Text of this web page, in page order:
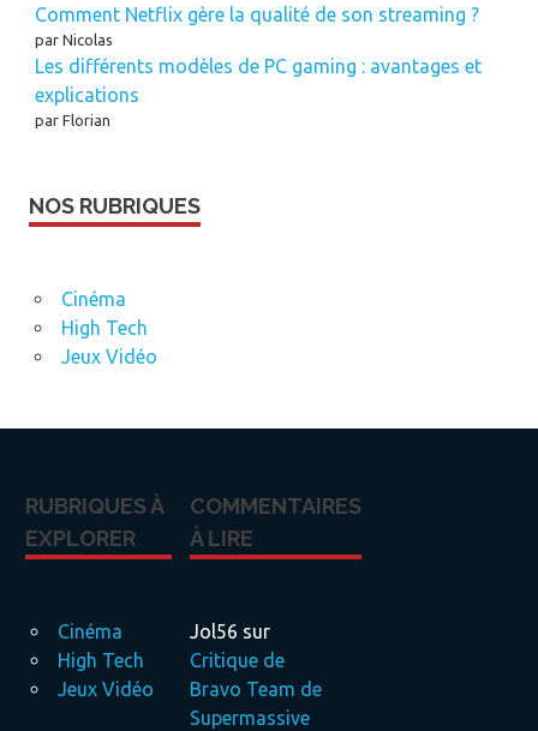
Comment Netflix gère la qualité de son streaming ?
par Nicolas
Les différents modèles de PC gaming : avantages et
explications
par Florian
NOS RUBRIQUES
Cinéma
High Tech
Jeux Vidéo
RUBRIQUES À
EXPLORER
Cinéma
High Tech
Jeux Vidéo
COMMENTAIRES
À LIRE
Jol56 sur
Critique de
Bravo Team de
Supermassive